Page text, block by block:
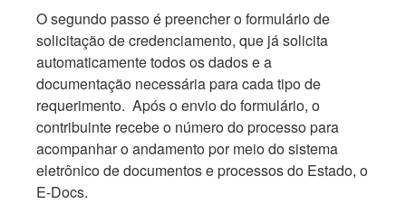
O segundo passo é preencher o formulário de
solicitação de credenciamento, que já solicita
automaticamente todos os dados e a
documentação necessária para cada tipo de
requerimento. Após o envio do formulário, o
contribuinte recebe o número do processo para
acompanhar o andamento por meio do sistema
eletrônico de documentos e processos do Estado, o
E-Docs.